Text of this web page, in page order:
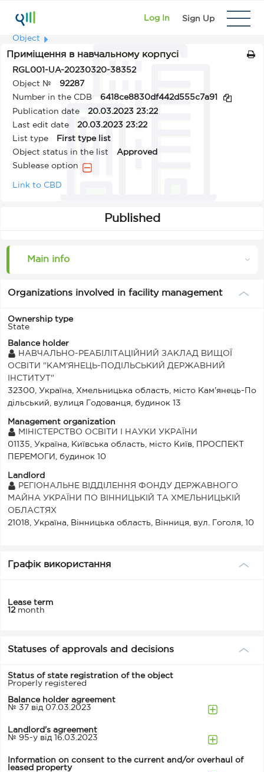
Log In Sign Up
Object
Приміщення в навчальному корпусі
RGL001-UA-20230320-38352
Object №
92287
Number in the CDB
6418ce8830df442d555c7a91
Publication date
20.03.2023 23:22
Last edit date
20.03.2023 23:22
List type
First type list
Object status in the list
Approved
Sublease option
Link to CBD
Published
Main info
Organizations involved in facility management
Ownership type
State
Balance holder
НАВЧАЛЬНО-РЕАБІЛІТАЦІЙНИЙ ЗАКЛАД ВИЩОЇ
ОСВІТИ "КАМ'ЯНЕЦЬ-ПОДІЛЬСЬКИЙ ДЕРЖАВНИЙ
ІНСТИТУТ"
32300, Україна, Хмельницька область, місто Кам'янець-По
дільський, вулиця Годованця, будинок 13
Management organization
МІНІСТЕРСТВО ОСВІТИ І НАУКИ УКРАЇНИ
01135, Україна, Київська область, місто Київ, ПРОСПЕКТ
ПЕРЕМОГИ, будинок 10
Landlord
РЕГІОНАЛЬНЕ ВІДДІЛЕННЯ ФОНДУ ДЕРЖАВНОГО
МАЙНА УКРАЇНИ ПО ВІННИЦЬКІЙ ТА ХМЕЛЬНИЦЬКІЙ
ОБЛАСТЯХ
21018, Україна, Вінницька область, Вінниця, вул. Гоголя, 10
Графік використання
Lease term
12 month
Statuses of approvals and decisions
Status of state registration of the object
Properly registered
Balance holder agreement
№ 37 від 07.03.2023
Landlord's agreement
№ 95-у від 16.03.2023
Information on consent to the current and/or overhaul of
leased property